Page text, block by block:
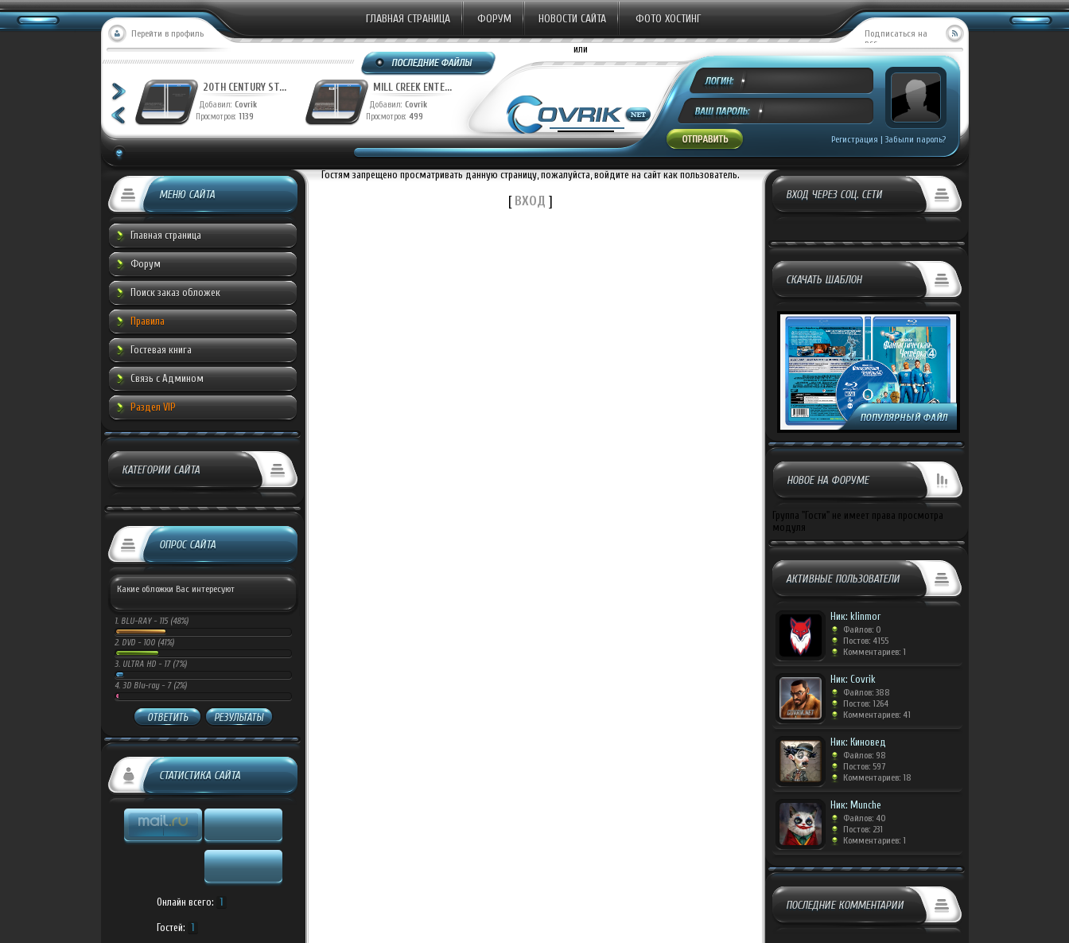
Перейти в профиль
ГЛАВНАЯ СТРАНИЦА ФОРУМ НОВОСТИ САЙТА ФОТО ХОСТИНГ
Подписаться на
RSS
20TH CENTURY ST... 20TH CENTURY ST...
Добавил: Covrik
Просмотров: 1139
MILL CREEK ENTE...
Добавил: Covrik
Просмотров: 499
Регистрация | Забыли пароль?
или
МЕНЮ САЙТА
Главная страница
Форум
Поиск заказ обложек
Правила
Гостевая книга
Связь с Админом
Раздел VIP
КАТЕГОРИИ САЙТА
ОПРОС САЙТА
Какие обложки Вас интересуют
1. BLU-RAY - 115 (48%)
2. DVD - 100 (41%)
3. ULTRA HD - 17 (7%)
4. 3D Blu-ray - 7 (2%)
ОТВЕТИТЬ РЕЗУЛЬТАТЫ
СТАТИСТИКА САЙТА
Онлайн всего: 1
Гостей: 1
Гостям запрещено просматривать данную страницу, пожалуйста, войдите на сайт как пользователь.
[ВХОД ] ВХОД ЧЕРЕЗ СОЦ. СЕТИ
СКАЧАТЬ ШАБЛОН
НОВОЕ НА ФОРУМЕ
Группа "Гости" не имеет права просмотра
модуля
АКТИВНЫЕ ПОЛЬЗОВАТЕЛИ
Ник: klinmor
Файлов: 0
Постов: 4155
Комментариев: 1
Ник: Covrik
Файлов: 388
Постов: 1264
Комментариев: 41
Ник: Киновед
Файлов: 98
Постов: 597
Комментариев: 18
Ник: Munche
Файлов: 40
Постов: 231
Комментариев: 1
ПОСЛЕДНИЕ КОММЕНТАРИИ